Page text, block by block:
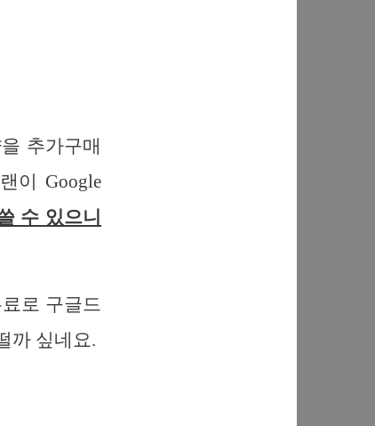
추가구매
이 Google
수 있으니
로 구글드
까 싶네요.